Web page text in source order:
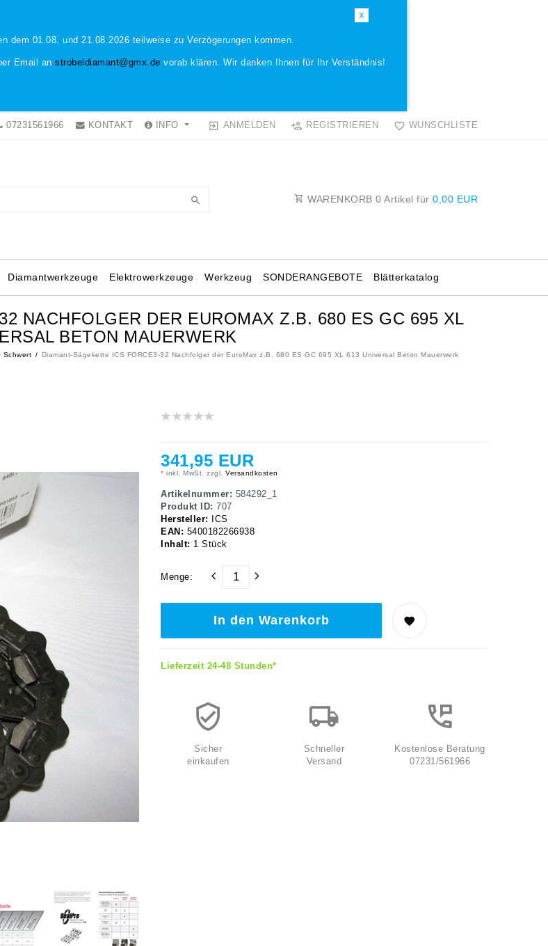
X
dem 01.08. und 21.08.2026 teilweise zu Verzögerungen kommen.
Email an strobeldiamant@gmx.de vorab klären. Wir danken Ihnen für Ihr Verständnis!
07231561966 KONTAKT INFO ANMELDEN REGISTRIEREN WUNSCHLISTE
WARENKORB 0 Artikel für 0,00 EUR
Diamantwerkzeuge Elektrowerkzeuge Werkzeug Blätterkatalog
SONDERANGEBOTE
NACHFOLGER DER EUROMAX Z.B. 680 ES GC 695 XL
BETON MAUERWERK
Schwert Diamant-Sägekette ICS FORCE3-32 Nachfolger der EuroMax z.B. 680 ES GC 695 XL 613 Universal Beton Mauerwerk
341,95 EUR
* inkl. MwSt. zzgl. Versandkosten
Artikelnummer: 584292_1
Produkt ID: 707
Hersteller:
ICS
EAN: 5400182266938
Inhalt: 1 Stück
Menge:
In den Warenkorb
Lieferzeit 24-48 Stunden*
Sicher
einkaufen
Schneller
Versand
Kostenlose Beratung
07231/561966